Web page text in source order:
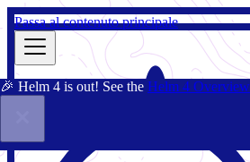
Passa al contenuto principale
🎉 Helm 4 is out! See the Helm 4 Overview
3.21.1